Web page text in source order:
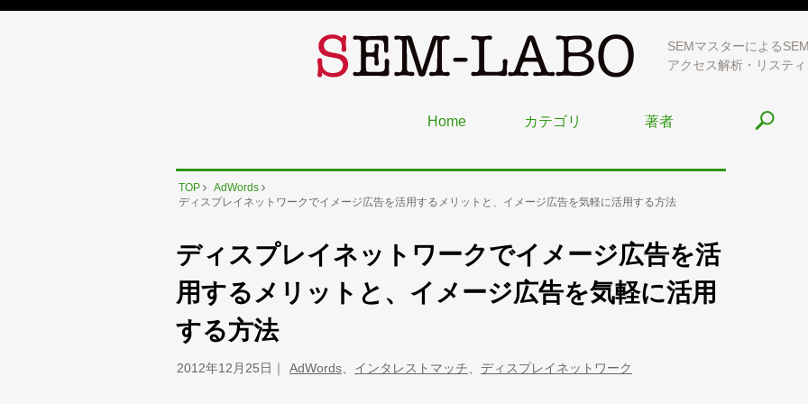
SEMマスターによる
アクセス解析・リステ
Home カテゴリ 著者
TOP
AdWords
ディスプレイネットワークでイメージ広告を活用するメリットと、イメージ広告を気軽に活用する方法
ディスプレイネットワークでイメージ広告を活
用するメリットと、イメージ広告を気軽に活用
する方法
2012年12月25日 AdWords インタレストマッチ ディスプレイネットワーク